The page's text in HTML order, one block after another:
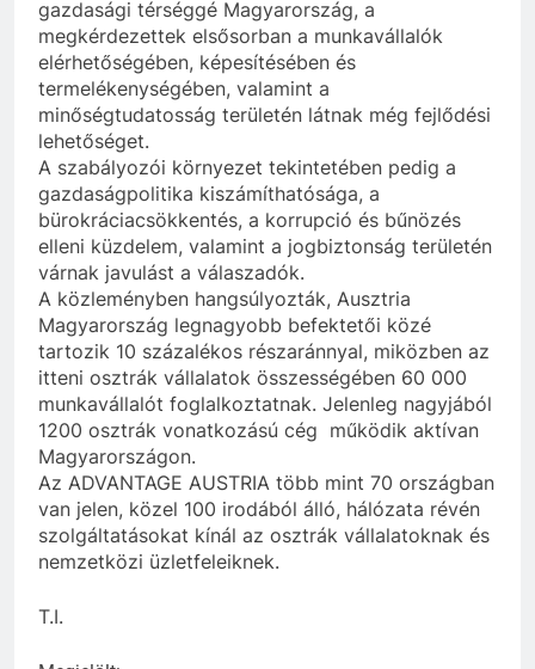
gazdasági térséggé Magyarország, a
megkérdezettek elsősorban a munkavállalók
elérhetőségében, képesítésében és
termelékenységében, valamint a
minőségtudatosság területén látnak még fejlődési
lehetőséget.
A szabályozói környezet tekintetében pedig a
gazdaságpolitika kiszámíthatósága, a
bürokráciacsökkentés, a korrupció és bűnözés
elleni küzdelem, valamint a jogbiztonság területén
várnak javulást a válaszadók.
A közleményben hangsúlyozták, Ausztria
Magyarország legnagyobb befektetői közé
tartozik 10 százalékos részaránnyal, miközben az
itteni osztrák vállalatok összességében 60 000
munkavállalót foglalkoztatnak. Jelenleg nagyjából
1200 osztrák vonatkozású cég működik aktívan
Magyarországon.
Az ADVANTAGE AUSTRIA több mint 70 országban
van jelen, közel 100 irodából álló, hálózata révén
szolgáltatásokat kínál az osztrák vállalatoknak és
nemzetközi üzletfeleiknek.
T.I.